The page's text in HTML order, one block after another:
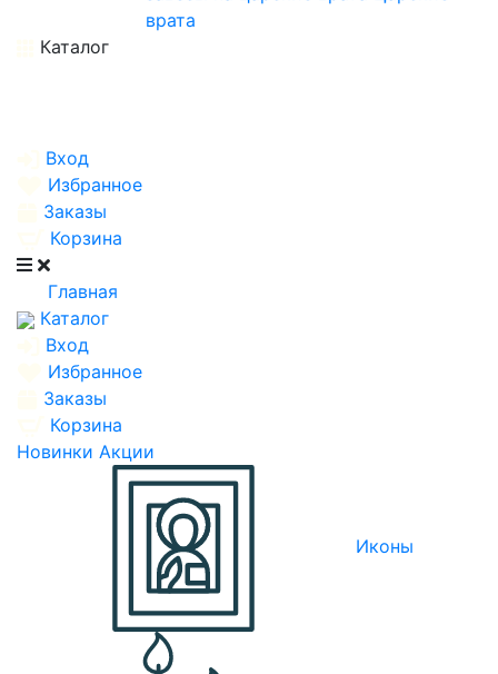
врата
Каталог
Вход
Избранное
Заказы
Корзина
Главная
Каталог
Вход
Избранное
Заказы
Корзина
Новинки Акции
Иконы